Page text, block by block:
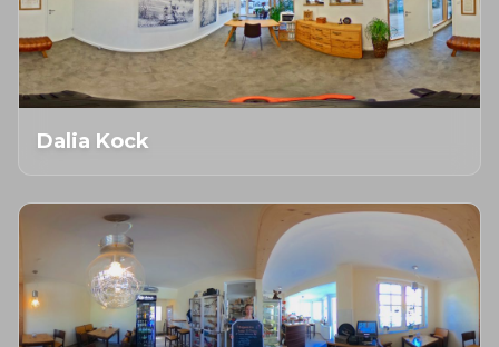
Dalia Kock